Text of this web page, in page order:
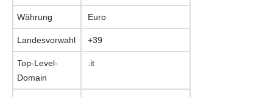
Währung Euro
Landesvorwahl +39
Top-Level-
Domain
.it